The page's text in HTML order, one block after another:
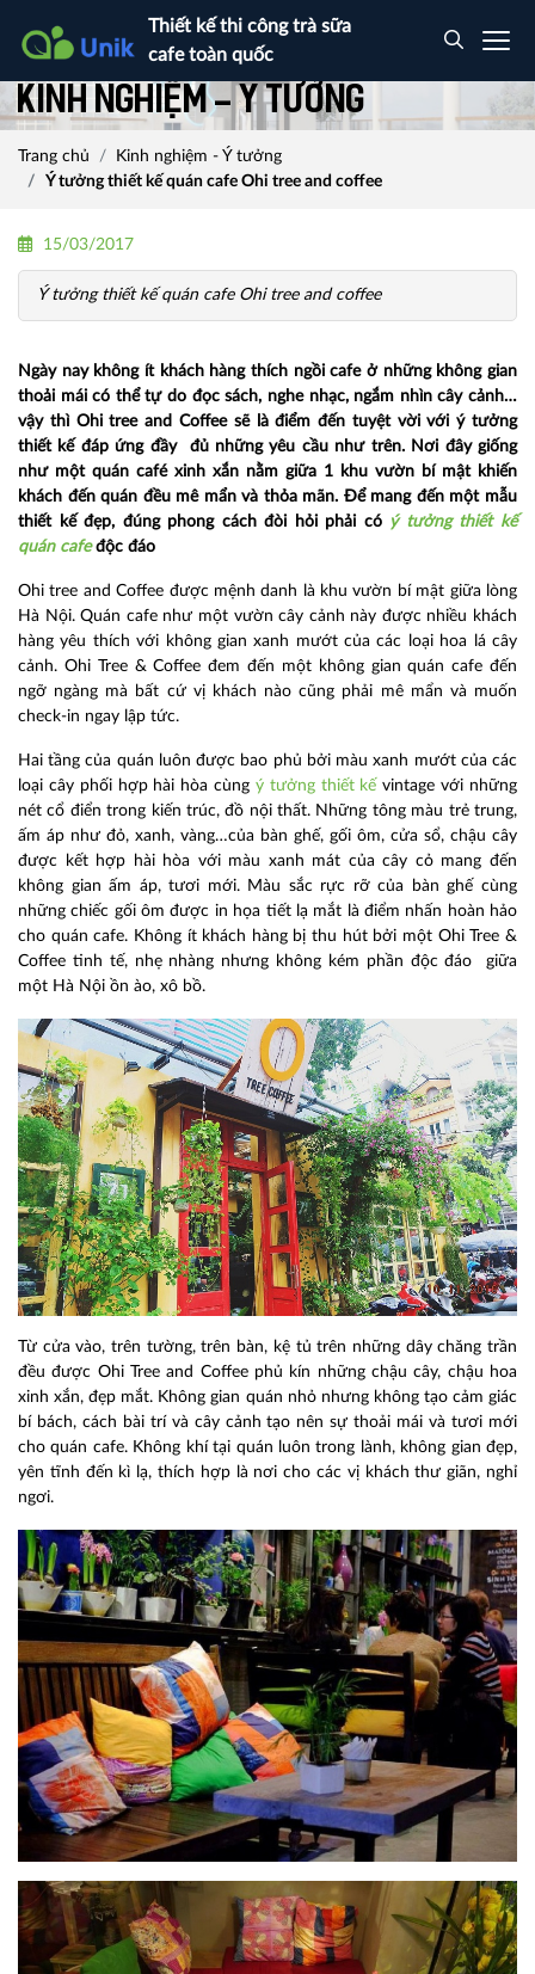
Thiết kế thi công trà sữa
cafe toàn quốc
Kinh nghiệm - Ý tưởng
Trang chủ
Kinh nghiệm - Ý tưởng
Ý tưởng thiết kế quán cafe Ohi tree and coffee
15/03/2017
Ý tưởng thiết kế quán cafe Ohi tree and coffee
Ngày nay không ít khách hàng thích ngồi cafe ở những không gian
thoải mái có thể tự do đọc sách, nghe nhạc, ngắm nhìn cây cảnh…
vậy thì Ohi tree and Coffee sẽ là điểm đến tuyệt vời với ý tưởng
thiết kế đáp ứng đầy đủ những yêu cầu như trên. Nơi đây giống
như một quán café xinh xắn nằm giữa 1 khu vườn bí mật khiến
khách đến quán đều mê mẩn và thỏa mãn. Để mang đến một mẫu
thiết kế đẹp, đúng phong cách đòi hỏi phải có ý tưởng thiết kế
quán cafeđộc đáo
Ohi tree and Coffee được mệnh danh là khu vườn bí mật giữa lòng
Hà Nội. Quán cafe như một vườn cây cảnh này được nhiều khách
hàng yêu thích với không gian xanh mướt của các loại hoa lá cây
cảnh. Ohi Tree & Coffee đem đến một không gian quán cafe đến
ngỡ ngàng mà bất cứ vị khách nào cũng phải mê mẩn và muốn
check-in ngay lập tức.
Hai tầng của quán luôn được bao phủ bởi màu xanh mướt của các
loại cây phối hợp hài hòa cùng ý tưởng thiết kếvintage với những
nét cổ điển trong kiến trúc, đồ nội thất. Những tông màu trẻ trung,
ấm áp như đỏ, xanh, vàng…của bàn ghế, gối ôm, cửa sổ, chậu cây
được kết hợp hài hòa với màu xanh mát của cây cỏ mang đến
không gian ấm áp, tươi mới. Màu sắc rực rỡ của bàn ghế cùng
những chiếc gối ôm được in họa tiết lạ mắt là điểm nhấn hoàn hảo
cho quán cafe. Không ít khách hàng bị thu hút bởi một Ohi Tree &
Coffee tinh tế, nhẹ nhàng nhưng không kém phần độc đáo giữa
một Hà Nội ồn ào, xô bồ.
Từ cửa vào, trên tường, trên bàn, kệ tủ trên những dây chăng trần
đều được Ohi Tree and Coffee phủ kín những chậu cây, chậu hoa
xinh xắn, đẹp mắt. Không gian quán nhỏ nhưng không tạo cảm giác
bí bách, cách bài trí và cây cảnh tạo nên sự thoải mái và tươi mới
cho quán cafe. Không khí tại quán luôn trong lành, không gian đẹp,
yên tĩnh đến kì lạ, thích hợp là nơi cho các vị khách thư giãn, nghỉ
ngơi.